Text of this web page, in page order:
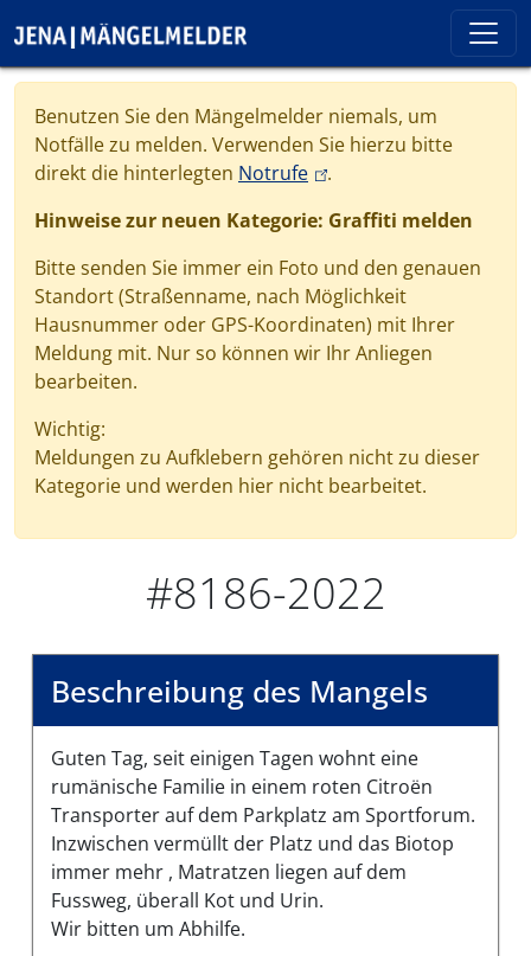
Benutzen Sie den Mängelmelder niemals, um
Notfälle zu melden. Verwenden Sie hierzu bitte
direkt die hinterlegten Notrufe(link is external)
.
Hinweise zur neuen Kategorie: Graffiti melden
Bitte senden Sie immer ein Foto und den genauen
Standort (Straßenname, nach Möglichkeit
Hausnummer oder GPS-Koordinaten) mit Ihrer
Meldung mit. Nur so können wir Ihr Anliegen
bearbeiten.
Wichtig:
Meldungen zu Aufklebern gehören nicht zu dieser
Kategorie und werden hier nicht bearbeitet.
#8186-2022
Beschreibung des Mangels
Guten Tag, seit einigen Tagen wohnt eine
rumänische Familie in einem roten Citroën
Transporter auf dem Parkplatz am Sportforum.
Inzwischen vermüllt der Platz und das Biotop
immer mehr , Matratzen liegen auf dem
Fussweg, überall Kot und Urin.
Wir bitten um Abhilfe.